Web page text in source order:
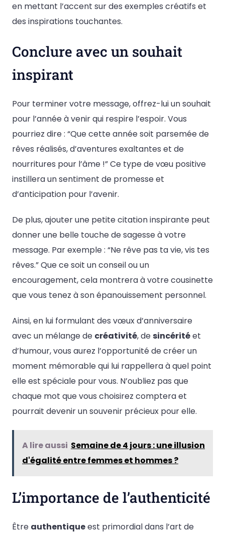
en mettant l’accent sur des exemples créatifs et
des inspirations touchantes.
Conclure avec un souhait
inspirant
Pour terminer votre message, offrez-lui un souhait
pour l’année à venir qui respire l’espoir. Vous
pourriez dire : “Que cette année soit parsemée de
rêves réalisés, d’aventures exaltantes et de
nourritures pour l’âme !” Ce type de vœu positive
instillera un sentiment de promesse et
d’anticipation pour l’avenir.
De plus, ajouter une petite citation inspirante peut
donner une belle touche de sagesse à votre
message. Par exemple : “Ne rêve pas ta vie, vis tes
rêves.” Que ce soit un conseil ou un
encouragement, cela montrera à votre cousinette
que vous tenez à son épanouissement personnel.
Ainsi, en lui formulant des vœux d’anniversaire
avec un mélange de créativité, de sincéritéet
d’humour, vous aurez l’opportunité de créer un
moment mémorable qui lui rappellera à quel point
elle est spéciale pour vous. N’oubliez pas que
chaque mot que vous choisirez comptera et
pourrait devenir un souvenir précieux pour elle.
A lire aussi Semaine de 4 jours : une illusion
d'égalité entre femmes et hommes ?
L’importance de l’authenticité
Être authentiqueest primordial dans l’art de